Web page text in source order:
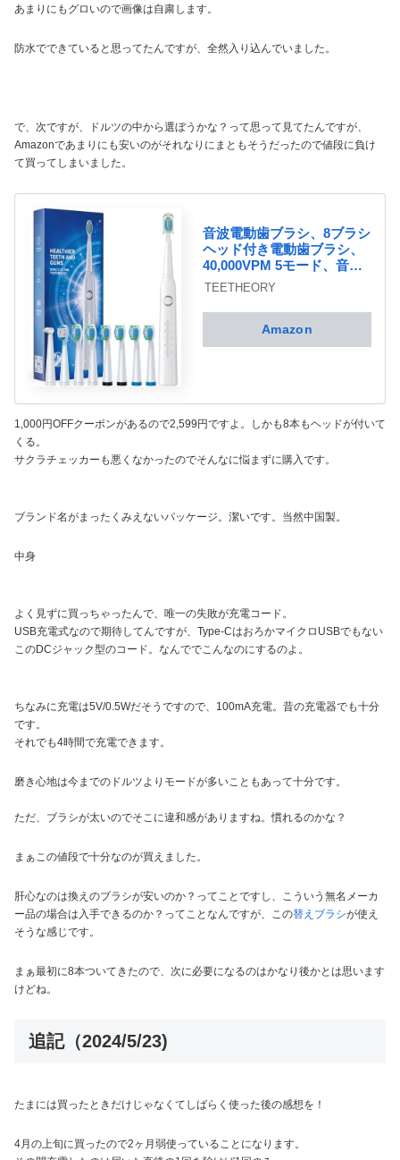
あまりにもグロいので画像は自粛します。
防水でできていると思ってたんですが、全然入り込んでいました。
で、次ですが、ドルツの中から選ぼうかな？って思って見てたんですが、
Amazonであまりにも安いのがそれなりにまともそうだったので値段に負け
て買ってしまいました。
音波電動歯ブラシ、8ブラシ
ヘッド付き電動歯ブラシ、
40,000VPM 5モード、音波
歯ブラシクイックチャージ4
シブラック
TEETHEORY
Amazon
1,000円OFFクーポンがあるので2,599円ですよ。しかも8本もヘッドが付いて
くる。
サクラチェッカーも悪くなかったのでそんなに悩まずに購入です。
ブランド名がまったくみえないパッケージ。潔いです。当然中国製。
中身
よく見ずに買っちゃったんで、唯一の失敗が充電コード。
USB充電式なので期待してんですが、Type-CはおろかマイクロUSBでもない
このDCジャック型のコード。なんででこんなのにするのよ。
ちなみに充電は5V/0.5Wだそうですので、100mA充電。昔の充電器でも十分
です。
それでも4時間で充電できます。
磨き心地は今までのドルツよりモードが多いこともあって十分です。
ただ、ブラシが太いのでそこに違和感がありますね。慣れるのかな？
まぁこの値段で十分なのが買えました。
肝心なのは換えのブラシが安いのか？ってことですし、こういう無名メーカ
ー品の場合は入手できるのか？ってことなんですが、この替えブラシが使え
そうな感じです。
まぁ最初に8本ついてきたので、次に必要になるのはかなり後かとは思います
けどね。
追記（2024/5/23)
たまには買ったときだけじゃなくてしばらく使った後の感想を！
4月の上旬に買ったので2ヶ月弱使っていることになります。